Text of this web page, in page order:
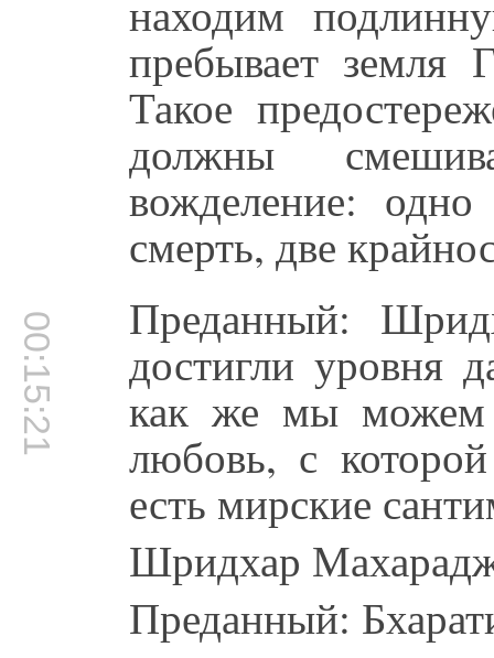
находим
пребывает земля
Такое
должны
вожделение:
смерть, две
00:15:21 Преданный:
достигли уровня
как же мы можем
любовь, с
есть мирские
Шридхар
Преданный: